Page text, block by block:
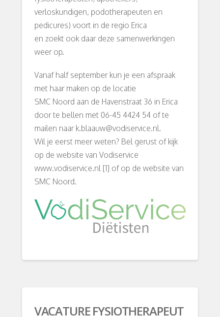
verloskundigen, podotherapeuten en
pedicures) voort in de regio Erica
en zoekt ook daar deze samenwerkingen
weer op.
Vanaf half september kun je een afspraak
met haar maken op de locatie
SMC Noord aan de Havenstraat 36 in Erica
door te bellen met 06-45 4424 54 of te
mailen naar k.blaauw@vodiservice.nl.
Wil je eerst meer weten? Bel gerust of kijk
op de website van Vodiservice
www.vodiservice.nl [1] of op de website van
SMC Noord.
VACATURE FYSIOTHERAPEUT